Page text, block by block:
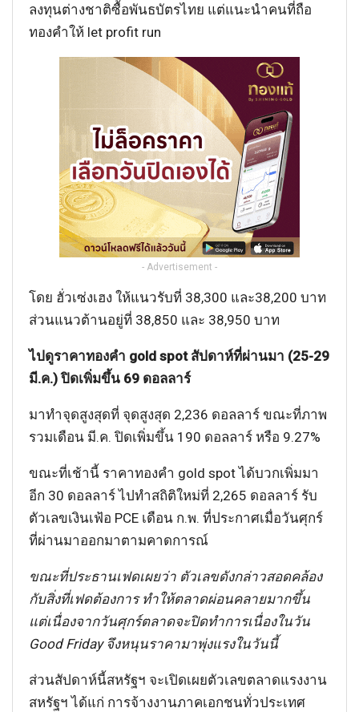
ลงทุนต่างชาติซื้อพันธบัตรไทย แต่แนะนำคนที่ถือ
ทองคำให้ let profit run
- Advertisement -
โดย ฮั่วเซ่งเฮง ให้แนวรับที่ 38,300 และ38,200 บาท
ส่วนแนวต้านอยู่ที่ 38,850 และ 38,950 บาท
ไปดูราคาทองคำ gold spot สัปดาห์ที่ผ่านมา (25-29
มี.ค.) ปิดเพิ่มขึ้น 69 ดอลลาร์
มาทำจุดสูงสุดที่ จุดสูงสุด 2,236 ดอลลาร์ ขณะที่ภาพ
รวมเดือน มี.ค. ปิดเพิ่มขึ้น 190 ดอลลาร์ หรือ 9.27%
ขณะที่เช้านี้ ราคาทองคำ gold spot ได้บวกเพิ่มมา
อีก 30 ดอลลาร์ ไปทำสถิติใหม่ที่ 2,265 ดอลลาร์ รับ
ตัวเลขเงินเฟ้อ PCE เดือน ก.พ. ที่ประกาศเมื่อวันศุกร์
ที่ผ่านมาออกมาตามคาดการณ์
ขณะที่ประธานเฟดเผยว่า ตัวเลขดังกล่าวสอดคล้อง
กับสิ่งที่เฟดต้องการ ทำให้ตลาดผ่อนคลายมากขึ้น
แต่เนื่องจากวันศุกร์ตลาดจะปิดทำการเนื่องในวัน
Good Friday จึงหนุนราคามาพุ่งแรงในวันนี้
ส่วนสัปดาห์นี้สหรัฐฯ จะเปิดเผยตัวเลขตลาดแรงงาน
สหรัฐฯ ได้แก่ การจ้างงานภาคเอกชนทั่วประเทศ